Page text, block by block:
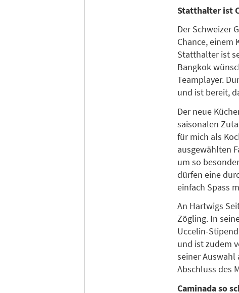
Statthalter ist
Der Schweizer
Chance, einem
Statthalter ist
Bangkok
Teamplayer.
und ist bereit,
Der neue
saisonalen
für mich als
ausgewählten
um so
dürfen eine
einfach Spass
An Hartwigs
Zögling. In
Uccelin-
und ist zudem
seiner Auswahl
Abschluss des
Caminada so